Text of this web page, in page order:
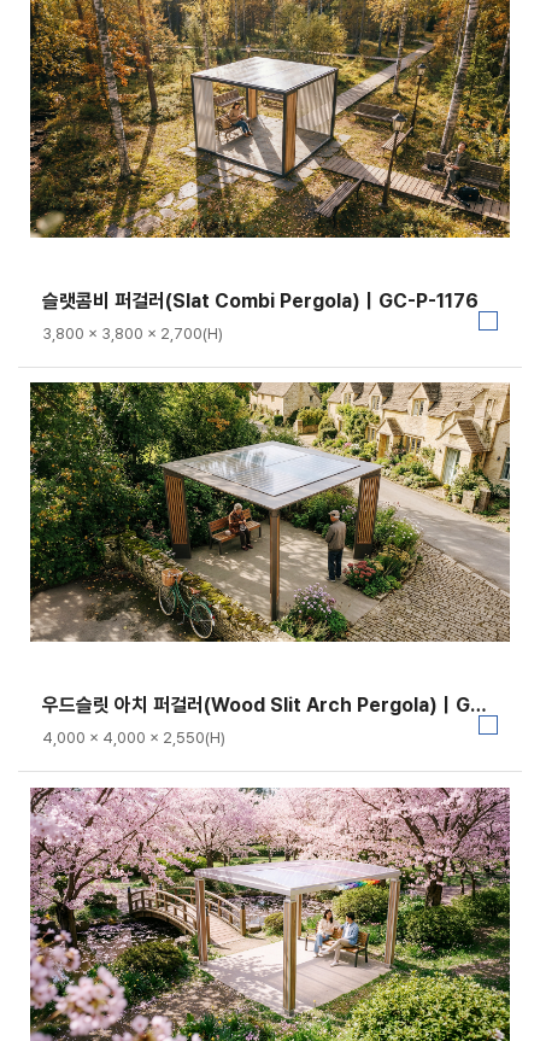
슬랫콤비 퍼걸러(Slat Combi Pergola)｜GC-P-1176
3,800 × 3,800 × 2,700(H)
우드슬릿 아치 퍼걸러(Wood Slit Arch Pergola)｜GC-P-113A
4,000 × 4,000 × 2,550(H)